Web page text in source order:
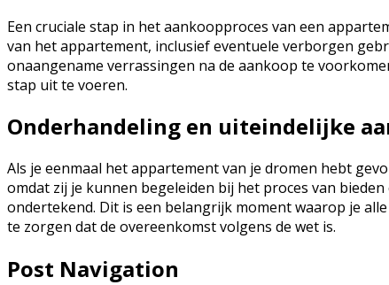
Een cruciale stap in het aankoopproces van een
van het appartement, inclusief eventuele verborgen
onaangename verrassingen na de aankoop te
stap uit te voeren.
Onderhandeling en uiteindelijke
Als je eenmaal het appartement van je dromen hebt
omdat zij je kunnen begeleiden bij het proces van
ondertekend. Dit is een belangrijk moment waarop je
te zorgen dat de overeenkomst volgens de wet is.
Post Navigation